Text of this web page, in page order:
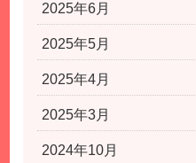
2025年6月
2025年5月
2025年4月
2025年3月
2024年10月